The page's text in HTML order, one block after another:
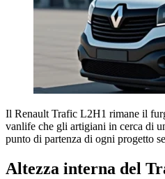
Il Renault Trafic L2H1 rimane il
vanlife che gli artigiani in cerca di
punto di partenza di ogni progetto
Altezza interna del